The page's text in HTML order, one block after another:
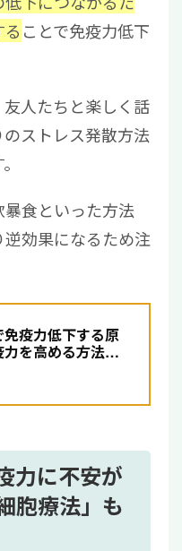
ことで免疫力低下
人たちと楽しく話
ストレス発散方法
食といった方法
効果になるため注
免疫力低下する原
を高める方法と
力に不安が
胞療法」も